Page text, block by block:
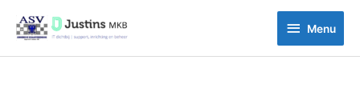
naar
inhoud
Menu
Menu